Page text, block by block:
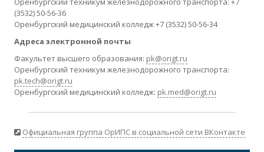
(3532) 50-56-36
Оренбургский медицинский колледж +7 (3532) 50-56-34
Адреса электронной почты
Факультет высшего образования: pk@origt.ru
Оренбургский техникум железнодорожного транспорта:
pk.tech@origt.ru
Оренбургский медицинский колледж: pk.med@origt.ru
Официальная группа ОрИПС в социальной сети ВКонтакте